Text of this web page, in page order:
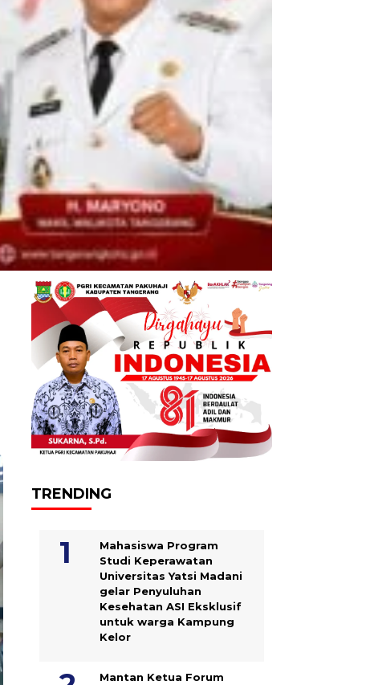
TRENDING
Mahasiswa Program
Studi Keperawatan
Universitas Yatsi Madani
gelar Penyuluhan
Kesehatan ASI Eksklusif
untuk warga Kampung
‎Kelor
Mantan Ketua Forum